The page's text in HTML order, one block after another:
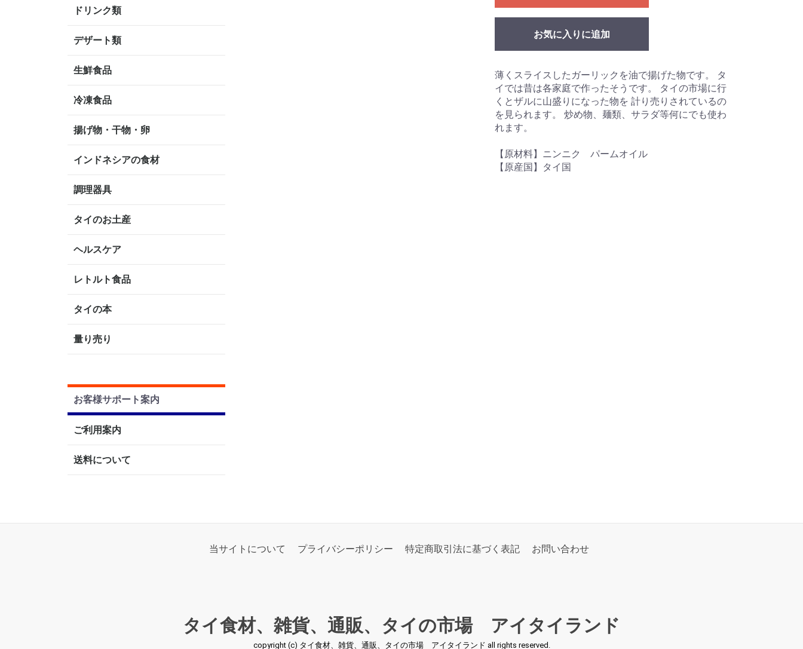
ドリンク類
デザート類
生鮮食品
冷凍食品
揚げ物・干物・卵
インドネシアの食材
調理器具
タイのお土産
ヘルスケア
レトルト食品
タイの本
量り売り
お客様サポート案内
ご利用案内
送料について
お気に入りに追加
薄くスライスしたガーリックを油で揚げた物です。 タ
イでは昔は各家庭で作ったそうです。 タイの市場に行
くとザルに山盛りになった物を 計り売りされているの
を見られます。 炒め物、麺類、サラダ等何にでも使わ
れます。
【原材料】ニンニク パームオイル
【原産国】タイ国
当サイトについて プライバシーポリシー 特定商取引法に基づく表記 お問い合わせ
タイ食材、雑貨、通販、タイの市場 アイタイランド
copyright (c) タイ食材、雑貨、通販、タイの市場 アイタイランド all rights reserved.